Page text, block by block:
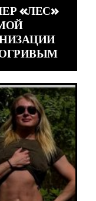
«ЛЕС»